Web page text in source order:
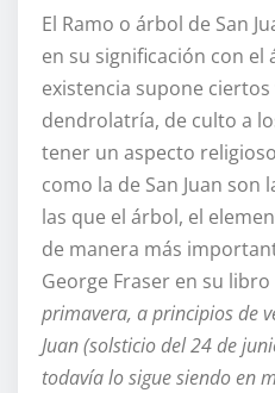
El Ramo o árbol de San
en su significación con el
existencia supone
dendrolatría, de culto a
tener un aspecto
como la de San Juan son
las que el árbol, el
de manera más
George Fraser en su libro
primavera, a principios de
Juan (solsticio del 24 de
todavía lo sigue siendo en